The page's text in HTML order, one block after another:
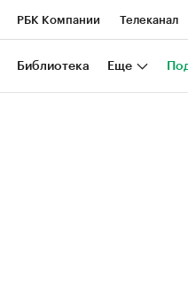
РБК Компании Телеканал
Национальные проекты Город
Библиотека Еще